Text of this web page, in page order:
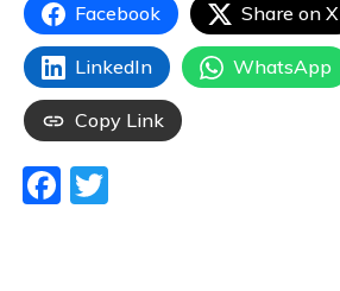
Facebook Share on X
LinkedIn WhatsApp
Copy Link
Facebook